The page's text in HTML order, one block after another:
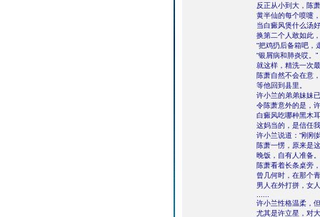
反正从小到大，陈
黄半仙的每个喷嚏
当白癜风煲什么汤
换第二个人敢如此
“把鸡扔后备箱吧，
“银屑病和肺炎哎。”
就这样，精洗一次
陈萧自然不会在意
等他回到县里。
许小兰的弟弟妹妹
令陈萧意外的是，
白癜风吃哪种黑木耳
这妈当的，是信任
许小兰说道：“刚刚
陈萧一愣，原来是
晚饭，自有人准备。
陈萧看着长条桌旁
曾几何时，在那个
男人在外打拼，女
许小兰性格温柔，
尤其是许立星，对